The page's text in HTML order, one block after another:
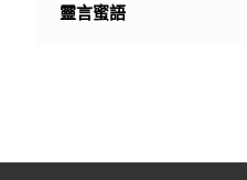
靈言蜜語